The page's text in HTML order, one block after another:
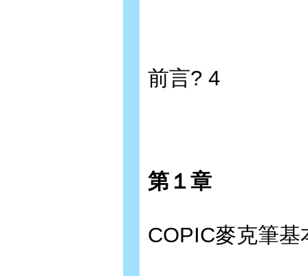
前言? 4
第１章
COPIC麥克筆基